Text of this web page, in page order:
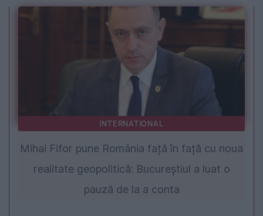
INTERNATIONAL
Mihai Fifor pune România față în față cu noua
realitate geopolitică: Bucureștiul a luat o
pauză de la a conta